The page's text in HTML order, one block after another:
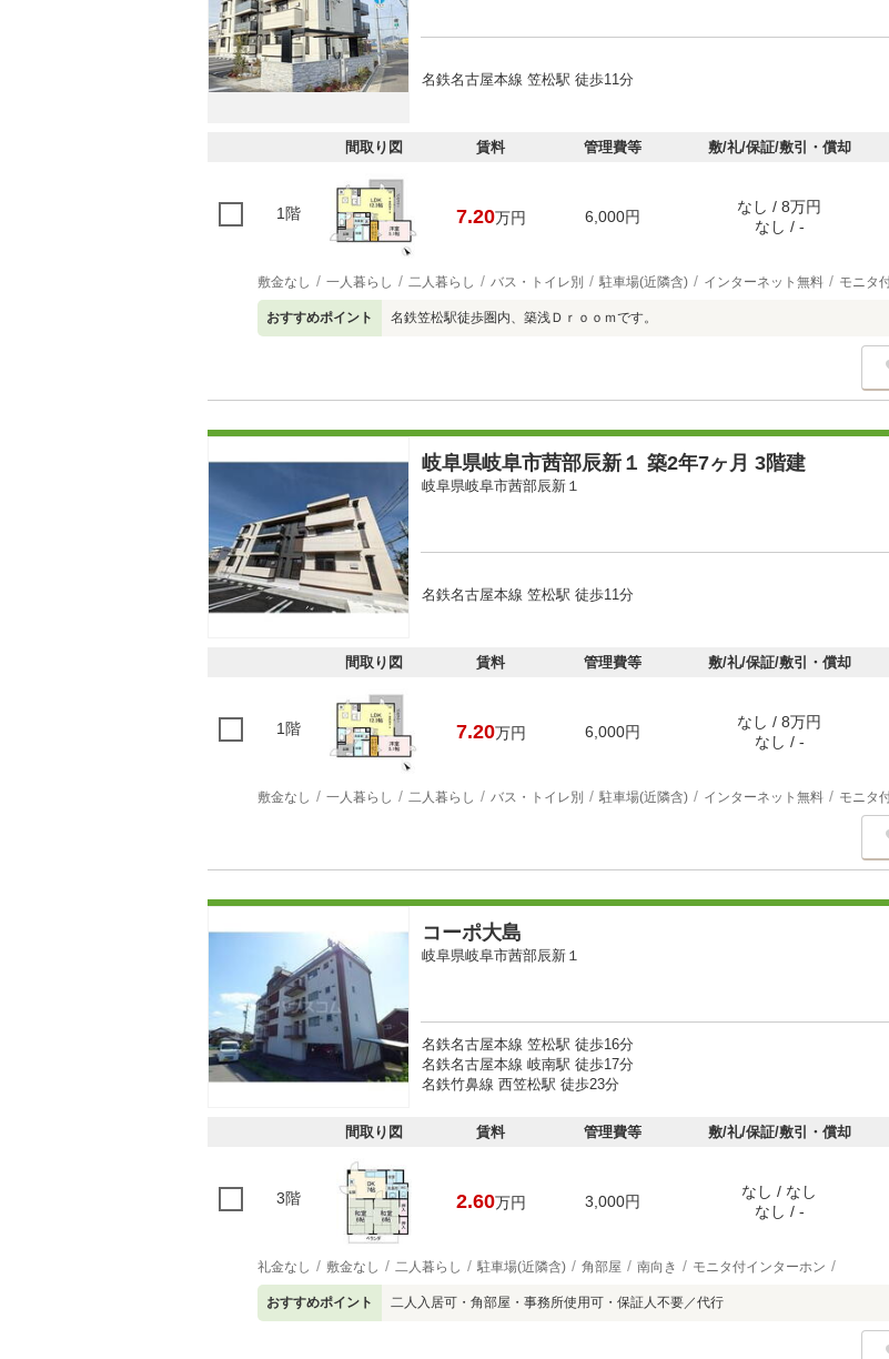
名鉄名古屋本線 笠松駅 徒歩11分
間取り図 賃料 管理費等 敷/礼/保証/敷引・償却
1階 7.20万円 6,000円
なし / 8万円
なし / -
敷金なし 一人暮らし 二人暮らし バス・トイレ別 駐車場(近隣含) インターネット無料 モニタ
おすすめポイント 名鉄笠松駅徒歩圏内、築浅Ｄｒｏｏｍです。
岐阜県岐阜市茜部辰新１ 築2年7ヶ月 3階建
岐阜県岐阜市茜部辰新１
名鉄名古屋本線 笠松駅 徒歩11分
間取り図 賃料 管理費等 敷/礼/保証/敷引・償却
1階 7.20万円 6,000円
なし / 8万円
なし / -
敷金なし 一人暮らし 二人暮らし バス・トイレ別 駐車場(近隣含) インターネット無料 モニタ
コーポ大島
岐阜県岐阜市茜部辰新１
名鉄名古屋本線 笠松駅 徒歩16分
名鉄名古屋本線 岐南駅 徒歩17分
名鉄竹鼻線 西笠松駅 徒歩23分
間取り図 賃料 管理費等 敷/礼/保証/敷引・償却
3階 2.60万円 3,000円
なし / なし
なし / -
礼金なし 敷金なし 二人暮らし 駐車場(近隣含) 角部屋 南向き モニタ付インターホン
おすすめポイント 二人入居可・角部屋・事務所使用可・保証人不要／代行